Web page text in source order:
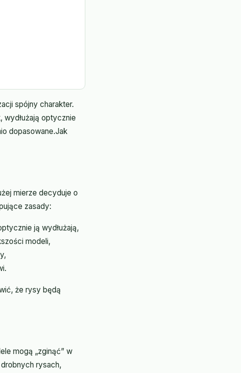
spójny charakter.
optycznie
dopasowane.Jak
mierze decyduje o
zasady:
ją wydłużają,
modeli,
że rysy będą
mogą „zginąć” w
rysach,